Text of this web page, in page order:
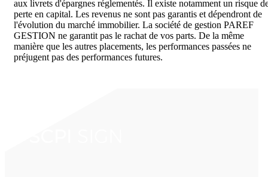
aux livrets d'épargnes réglementés. Il existe notamment un risque
perte en capital. Les revenus ne sont pas garantis et dépendront de
l'évolution du marché immobilier. La société de gestion PAREF
GESTION ne garantit pas le rachat de vos parts. De la même
manière que les autres placements, les performances passées ne
préjugent pas des performances futures.